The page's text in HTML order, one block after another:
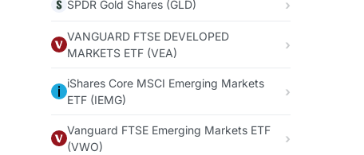
SPDR Gold Shares (GLD)
VANGUARD FTSE DEVELOPED
MARKETS ETF (VEA)
iShares Core MSCI Emerging Markets
ETF (IEMG)
Vanguard FTSE Emerging Markets ETF
(VWO)